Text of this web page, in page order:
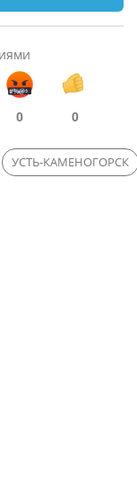
0 0
УСТЬ-КАМЕНОГОРСК